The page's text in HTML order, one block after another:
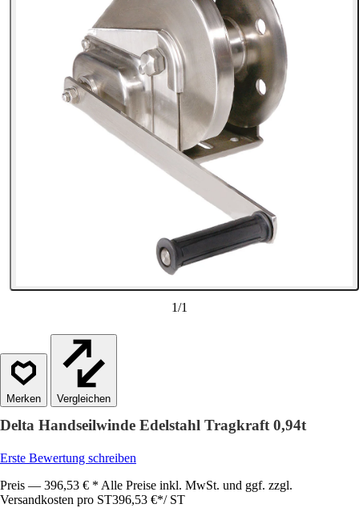
1/1
Vergleichen
Delta Handseilwinde Edelstahl Tragkraft 0,94t
Erste Bewertung schreiben
Preis — 396,53 € * Alle Preise inkl. MwSt. und ggf. zzgl.
Versandkosten pro ST396,53 €*/ ST